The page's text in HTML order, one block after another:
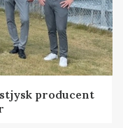
producent